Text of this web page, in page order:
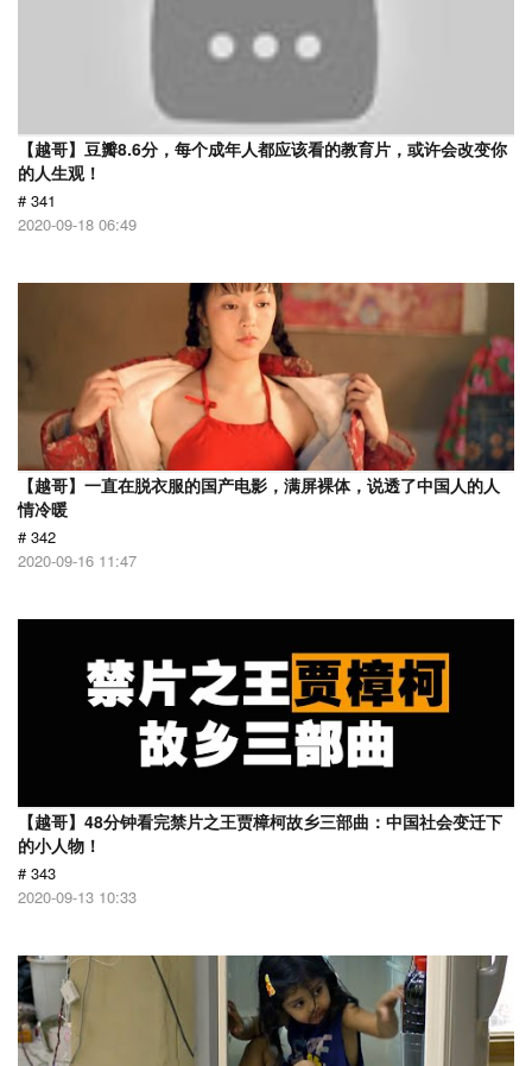
【越哥】豆瓣8.6分，每个成年人都应该看的教育片，或许会改变你
的人生观！
# 341
2020-09-18 06:49
【越哥】一直在脱衣服的国产电影，满屏裸体，说透了中国人的人
情冷暖
# 342
2020-09-16 11:47
【越哥】48分钟看完禁片之王贾樟柯故乡三部曲：中国社会变迁下
的小人物！
# 343
2020-09-13 10:33